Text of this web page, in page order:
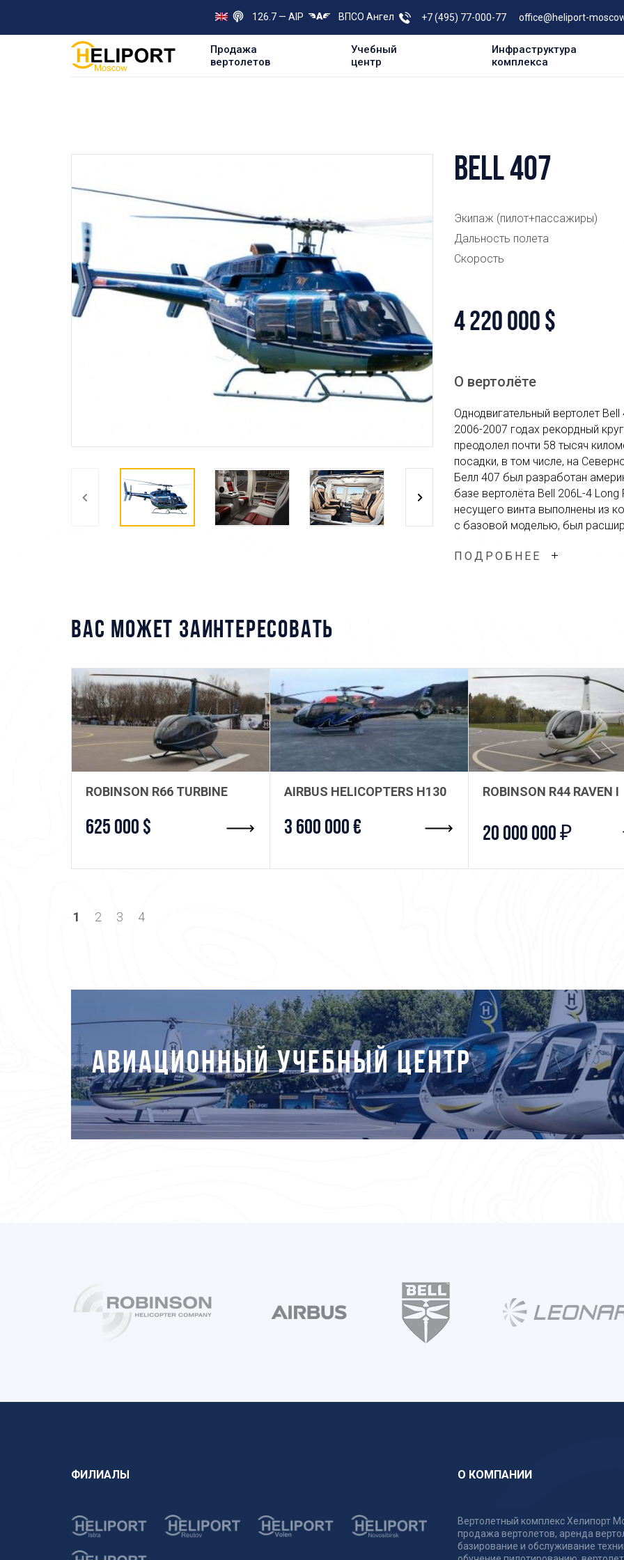
126.7 — AIP ВПСО Ангел +7 (495) 77-000-77 office@heliport-
Продажа
вертолетов
Учебный
центр
Инфраструктура
комплекса
BELL 407
Экипаж (пилот+пассажиры)
Дальность полета
Скорость
4 220 000 $
О вертолёте
Однодвигательный вертолет
2006-2007 годах рекордный
преодолел почти 58 тысяч
посадки, в том числе, на
Белл 407 был разработан
базе вертолёта Bell 206L-4 Long
несущего винта выполнены из
с базовой моделью, был
поэтому пассажиры могут
ПОДРОБНЕЕ
ВАС МОЖЕТ ЗАИНТЕРЕСОВАТЬ
ROBINSON R66 TURBINE
625 000 $
AIRBUS HELICOPTERS H130
3 600 000 €
ROBINSON R44 RAVEN I
20 000 000 ₽
1 2 3 4
АВИАЦИОННЫЙ УЧЕБНЫЙ ЦЕНТР
ФИЛИАЛЫ О КОМПАНИИ
Вертолетный комплекс Хелипорт
продажа вертолетов, аренда
базирование и обслуживание